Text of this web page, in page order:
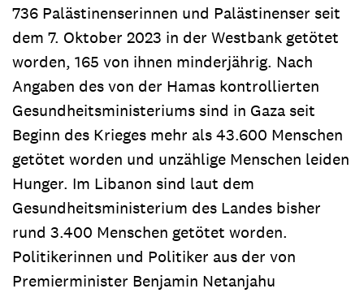
736 Palästinenserinnen und Palästinenser seit
dem 7. Oktober 2023 in der Westbank getötet
worden, 165 von ihnen minderjährig. Nach
Angaben des von der Hamas kontrollierten
Gesundheitsministeriums sind in Gaza seit
Beginn des Krieges mehr als 43.600 Menschen
getötet worden und unzählige Menschen leiden
Hunger. Im Libanon sind laut dem
Gesundheitsministerium des Landes bisher
rund 3.400 Menschen getötet worden.
Politikerinnen und Politiker aus der von
Premierminister Benjamin Netanjahu